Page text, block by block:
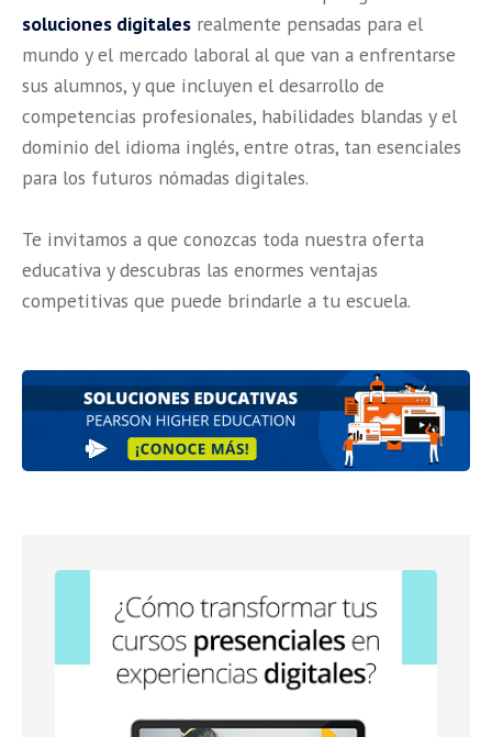
soluciones digitales realmente pensadas para el
mundo y el mercado laboral al que van a enfrentarse
sus alumnos, y que incluyen el desarrollo de
competencias profesionales, habilidades blandas y el
dominio del idioma inglés, entre otras, tan esenciales
para los futuros nómadas digitales.
Te invitamos a que conozcas toda nuestra oferta
educativa y descubras las enormes ventajas
competitivas que puede brindarle a tu escuela.